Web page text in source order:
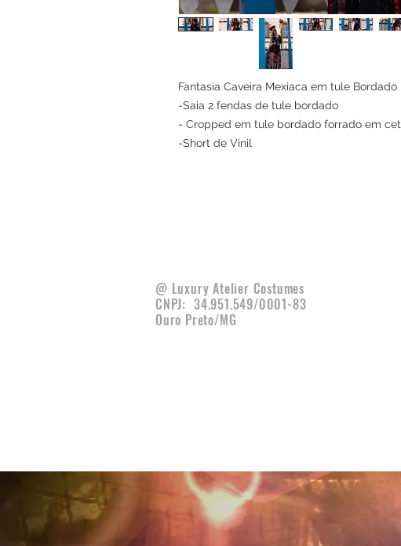
Fantasia Caveira Mexiaca em tule Bordado
-Saia 2 fendas de tule bordado
- Cropped em tule bordado forrado em
-Short de Vinil
@ Luxury Atelier Costumes
CNPJ: 34.951.549/0001-83
Ouro Preto/MG